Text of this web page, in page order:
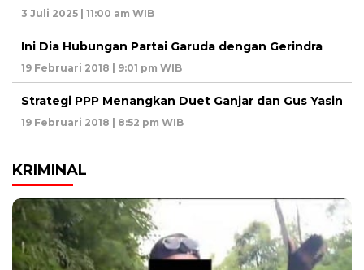
3 Juli 2025 | 11:00 am WIB
Ini Dia Hubungan Partai Garuda dengan Gerindra
19 Februari 2018 | 9:01 pm WIB
Strategi PPP Menangkan Duet Ganjar dan Gus Yasin
19 Februari 2018 | 8:52 pm WIB
KRIMINAL